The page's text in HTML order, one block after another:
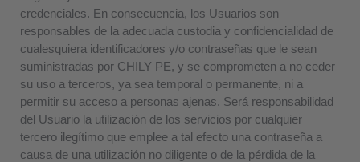
credenciales. En consecuencia, los Usuarios son
responsables de la adecuada custodia y confidencialidad de
cualesquiera identificadores y/o contraseñas que le sean
suministradas por CHILY PE, y se comprometen a no ceder
su uso a terceros, ya sea temporal o permanente, ni a
permitir su acceso a personas ajenas. Será responsabilidad
del Usuario la utilización de los servicios por cualquier
tercero ilegítimo que emplee a tal efecto una contraseña a
causa de una utilización no diligente o de la pérdida de la